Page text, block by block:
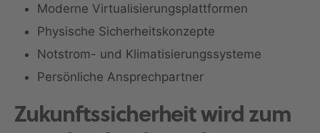
Moderne Virtualisierungsplattformen
Physische Sicherheitskonzepte
Notstrom- und Klimatisierungssysteme
Persönliche Ansprechpartner
Zukunftssicherheit wird zum